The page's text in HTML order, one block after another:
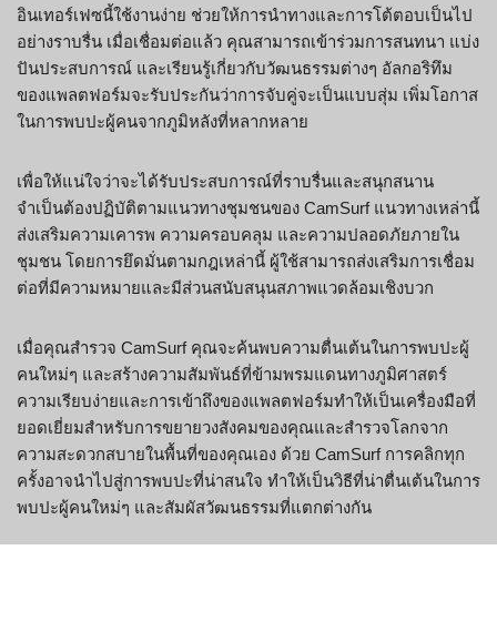
อินเทอร์เฟซนี้ใช้งานง่าย ช่วยให้การนำทางและการโต้ตอบเป็นไป
อย่างราบรื่น เมื่อเชื่อมต่อแล้ว คุณสามารถเข้าร่วมการสนทนา แบ่ง
ปันประสบการณ์ และเรียนรู้เกี่ยวกับวัฒนธรรมต่างๆ อัลกอริทึม
ของแพลตฟอร์มจะรับประกันว่าการจับคู่จะเป็นแบบสุ่ม เพิ่มโอกาส
ในการพบปะผู้คนจากภูมิหลังที่หลากหลาย
เพื่อให้แน่ใจว่าจะได้รับประสบการณ์ที่ราบรื่นและสนุกสนาน
จำเป็นต้องปฏิบัติตามแนวทางชุมชนของ CamSurf แนวทางเหล่านี้
ส่งเสริมความเคารพ ความครอบคลุม และความปลอดภัยภายใน
ชุมชน โดยการยึดมั่นตามกฎเหล่านี้ ผู้ใช้สามารถส่งเสริมการเชื่อม
ต่อที่มีความหมายและมีส่วนสนับสนุนสภาพแวดล้อมเชิงบวก
เมื่อคุณสำรวจ CamSurf คุณจะค้นพบความตื่นเต้นในการพบปะผู้
คนใหม่ๆ และสร้างความสัมพันธ์ที่ข้ามพรมแดนทางภูมิศาสตร์
ความเรียบง่ายและการเข้าถึงของแพลตฟอร์มทำให้เป็นเครื่องมือที่
ยอดเยี่ยมสำหรับการขยายวงสังคมของคุณและสำรวจโลกจาก
ความสะดวกสบายในพื้นที่ของคุณเอง ด้วย CamSurf การคลิกทุก
ครั้งอาจนำไปสู่การพบปะที่น่าสนใจ ทำให้เป็นวิธีที่น่าตื่นเต้นในการ
พบปะผู้คนใหม่ๆ และสัมผัสวัฒนธรรมที่แตกต่างกัน